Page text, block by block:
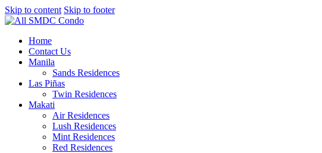
Skip to content Skip to footer
Home
Contact Us
Manila
Sands Residences
Las Piñas
Twin Residences
Makati
Air Residences
Lush Residences
Mint Residences
Red Residences